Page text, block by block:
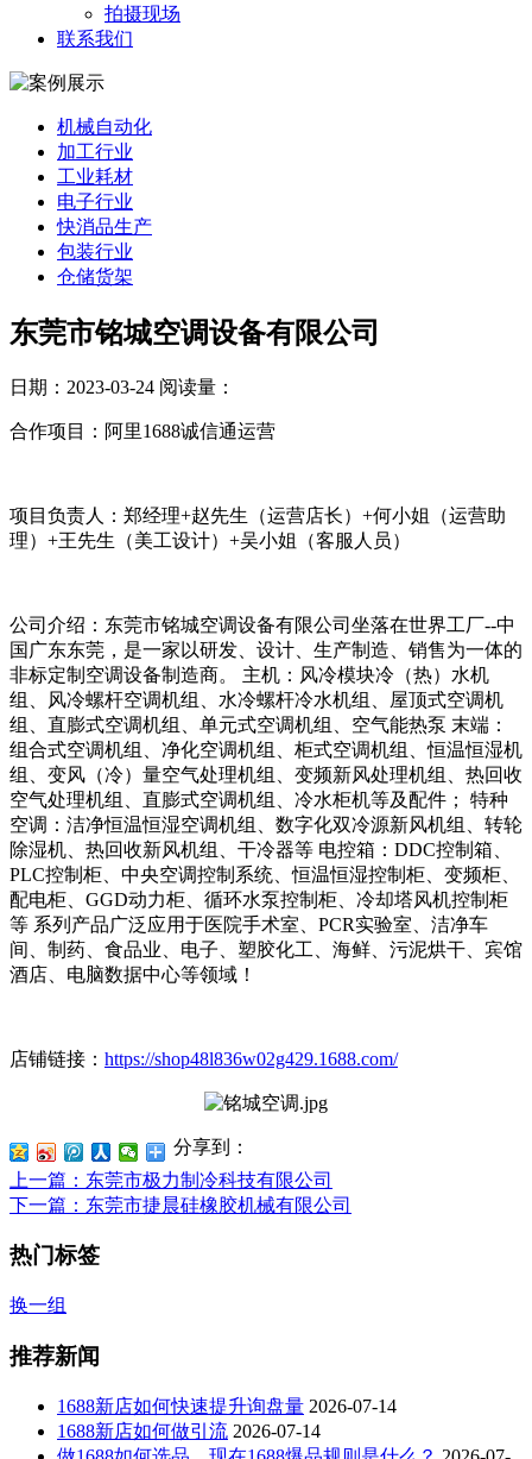
拍摄现场
联系我们
机械自动化
加工行业
工业耗材
电子行业
快消品生产
包装行业
仓储货架
东莞市铭城空调设备有限公司
日期：2023-03-24 阅读量：
合作项目：阿里1688诚信通运营
项目负责人：郑经理+赵先生（运营店长）+何小姐（运营助
理）+王先生（美工设计）+吴小姐（客服人员）
公司介绍：东莞市铭城空调设备有限公司坐落在世界工厂--中
国广东东莞，是一家以研发、设计、生产制造、销售为一体的
非标定制空调设备制造商。 主机：风冷模块冷（热）水机
组、风冷螺杆空调机组、水冷螺杆冷水机组、屋顶式空调机
组、直膨式空调机组、单元式空调机组、空气能热泵 末端：
组合式空调机组、净化空调机组、柜式空调机组、恒温恒湿机
组、变风（冷）量空气处理机组、变频新风处理机组、热回收
空气处理机组、直膨式空调机组、冷水柜机等及配件； 特种
空调：洁净恒温恒湿空调机组、数字化双冷源新风机组、转轮
除湿机、热回收新风机组、干冷器等 电控箱：DDC控制箱、
PLC控制柜、中央空调控制系统、恒温恒湿控制柜、变频柜、
配电柜、GGD动力柜、循环水泵控制柜、冷却塔风机控制柜
等 系列产品广泛应用于医院手术室、PCR实验室、洁净车
间、制药、食品业、电子、塑胶化工、海鲜、污泥烘干、宾馆
酒店、电脑数据中心等领域！
店铺链接： https://shop48l836w02g429.1688.com/
分享到：
上一篇 ：东莞市极力制冷科技有限公司
下一篇 ：东莞市捷晨硅橡胶机械有限公司
热门标签
换一组
推荐新闻
1688新店如何快速提升询盘量 2026-07-14
1688新店如何做引流 2026-07-14